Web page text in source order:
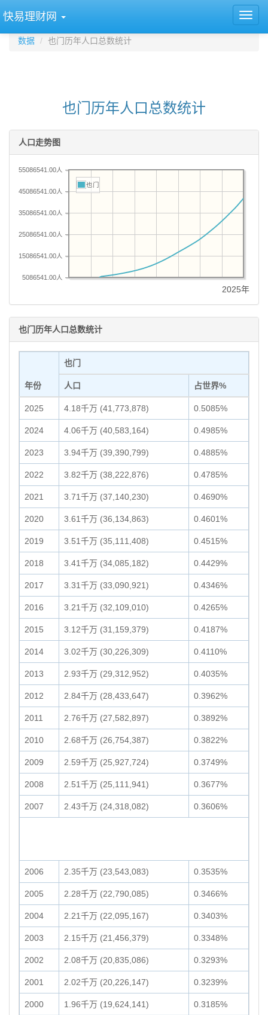
快易理财网
数据 也门历年人口总数统计
也门历年人口总数统计
人口走势图
5086541.00人
15086541.00人
25086541.00人
35086541.00人
45086541.00人
55086541.00人
也门
2025年
也门历年人口总数统计
年份
也门
人口 占世界%
2025 4.18千万 (41,773,878) 0.5085%
2024 4.06千万 (40,583,164) 0.4985%
2023 3.94千万 (39,390,799) 0.4885%
2022 3.82千万 (38,222,876) 0.4785%
2021 3.71千万 (37,140,230) 0.4690%
2020 3.61千万 (36,134,863) 0.4601%
2019 3.51千万 (35,111,408) 0.4515%
2018 3.41千万 (34,085,182) 0.4429%
2017 3.31千万 (33,090,921) 0.4346%
2016 3.21千万 (32,109,010) 0.4265%
2015 3.12千万 (31,159,379) 0.4187%
2014 3.02千万 (30,226,309) 0.4110%
2013 2.93千万 (29,312,952) 0.4035%
2012 2.84千万 (28,433,647) 0.3962%
2011 2.76千万 (27,582,897) 0.3892%
2010 2.68千万 (26,754,387) 0.3822%
2009 2.59千万 (25,927,724) 0.3749%
2008 2.51千万 (25,111,941) 0.3677%
2007 2.43千万 (24,318,082) 0.3606%
2006 2.35千万 (23,543,083) 0.3535%
2005 2.28千万 (22,790,085) 0.3466%
2004 2.21千万 (22,095,167) 0.3403%
2003 2.15千万 (21,456,379) 0.3348%
2002 2.08千万 (20,835,086) 0.3293%
2001 2.02千万 (20,226,147) 0.3239%
2000 1.96千万 (19,624,141) 0.3185%